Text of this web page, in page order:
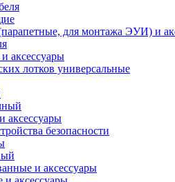
для монтажа ЭУИ) и
аксессуары
лотков универсальные
аксессуары
безопасности
и аксессуары